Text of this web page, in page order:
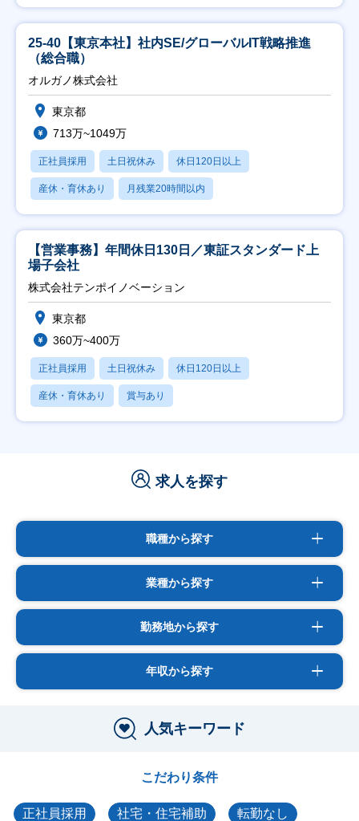
25-40【東京本社】社内SE/グローバルIT戦略推進
（総合職）
オルガノ株式会社
東京都
713万~1049万
正社員採用 土日祝休み 休日120日以上
産休・育休あり 月残業20時間以内
【営業事務】年間休日130日／東証スタンダード上
場子会社
株式会社テンポイノベーション
東京都
360万~400万
正社員採用 土日祝休み 休日120日以上
産休・育休あり 賞与あり
求人を探す
職種から探す
業種から探す
勤務地から探す
年収から探す
人気キーワード
こだわり条件
正社員採用 社宅・住宅補助 転勤なし